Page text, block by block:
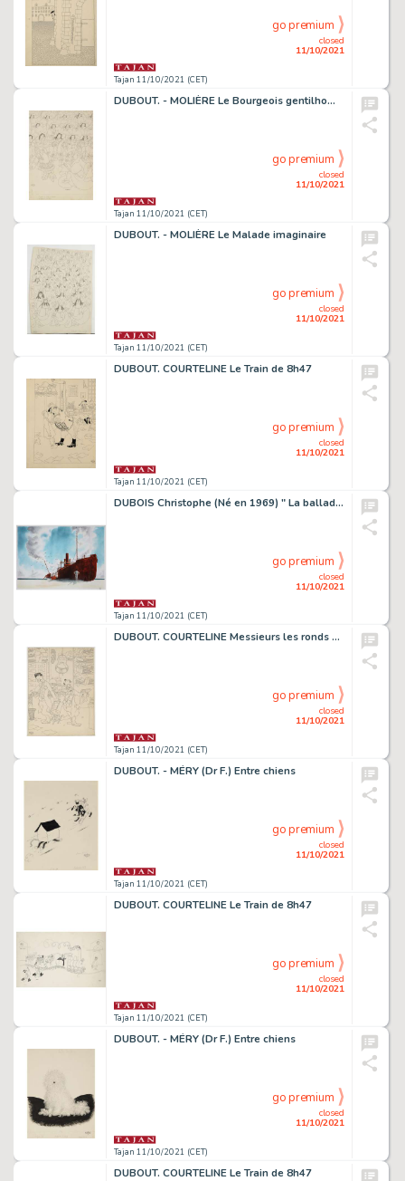
Tajan 11/10/2021 (CET)
closed
11/10/2021
go premium
DUBOUT. - MOLIÈRE Le Bourgeois gentilhomme
Tajan 11/10/2021 (CET)
closed
11/10/2021
go premium
DUBOUT. - MOLIÈRE Le Malade imaginaire
Tajan 11/10/2021 (CET)
closed
11/10/2021
go premium
DUBOUT. COURTELINE Le Train de 8h47
Tajan 11/10/2021 (CET)
closed
11/10/2021
go premium
DUBOIS Christophe (Né en 1969) " La ballade de Magdaléna ". Dessin original en couleurs directes de grand format, d'après la sér...
Tajan 11/10/2021 (CET)
closed
11/10/2021
go premium
DUBOUT. COURTELINE Messieurs les ronds de cuir
Tajan 11/10/2021 (CET)
closed
11/10/2021
go premium
DUBOUT. - MÉRY (Dr F.) Entre chiens
Tajan 11/10/2021 (CET)
closed
11/10/2021
go premium
DUBOUT. COURTELINE Le Train de 8h47
Tajan 11/10/2021 (CET)
closed
11/10/2021
go premium
DUBOUT. - MÉRY (Dr F.) Entre chiens
Tajan 11/10/2021 (CET)
closed
11/10/2021
go premium
DUBOUT. COURTELINE Le Train de 8h47